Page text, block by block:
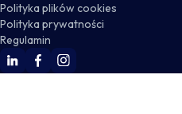
Polityka plików cookies
Polityka prywatności
Regulamin
WSKZ Linkedin
WSKZ Facebook
WSKZ Instagram